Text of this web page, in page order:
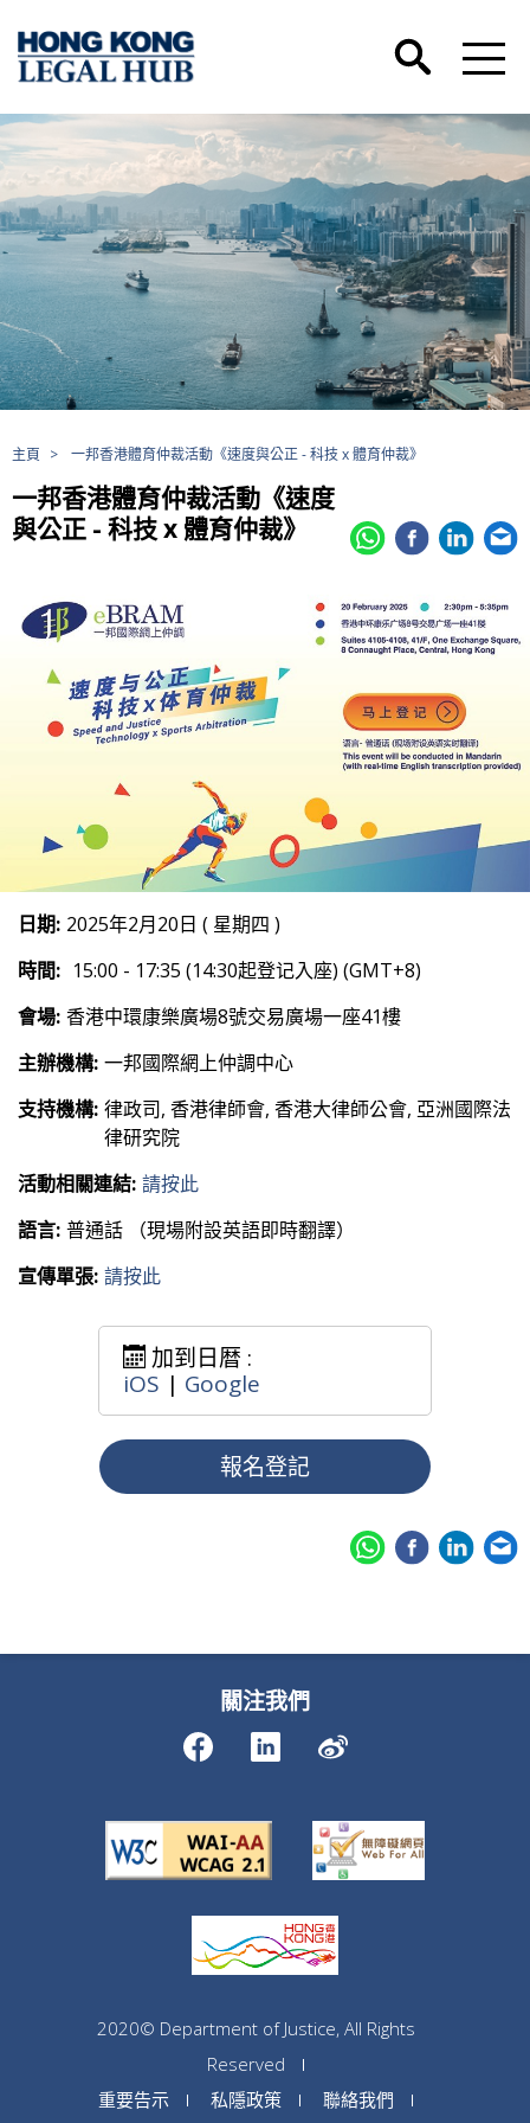
主頁 > 一邦香港體育仲裁活動《速度與公正 - 科技 x 體育仲裁》
一邦香港體育仲裁活動《速度
與公正 - 科技 x 體育仲裁》
日期: 2025年2月20日 ( 星期四 )
時間: 15:00 - 17:35 (14:30起登记入座) (GMT+8)
會場: 香港中環康樂廣場8號交易廣場一座41樓
主辦機構: 一邦國際網上仲調中心
支持機構: 律政司, 香港律師會, 香港大律師公會, 亞洲國際法
律研究院
活動相關連結: 請按此
語言: 普通話 （現場附設英語即時翻譯）
宣傳單張: 請按此
加到日暦 :
iOS | Google
報名登記
關注我們
2020© Department of Justice, All Rights
Reserved
重要告示
私隱政策 聯絡我們